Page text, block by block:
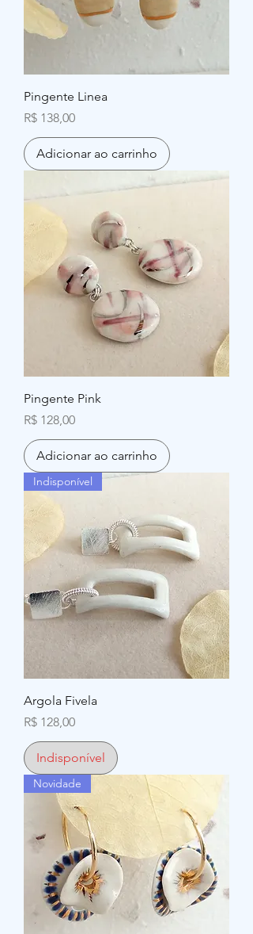
Pingente Linea
Preço
R$ 138,00
Adicionar ao carrinho
Pingente Pink
Preço
R$ 128,00
Adicionar ao carrinho
Indisponível
Argola Fivela
Preço
R$ 128,00
Indisponível
Novidade